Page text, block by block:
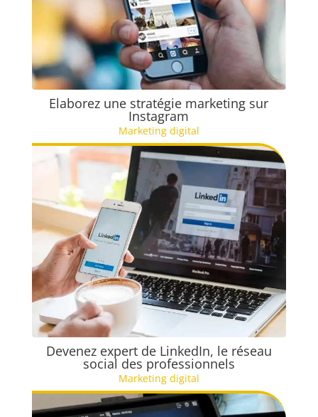
Elaborez une stratégie marketing sur
Instagram
Marketing digital
Devenez expert de LinkedIn, le réseau
social des professionnels
Marketing digital